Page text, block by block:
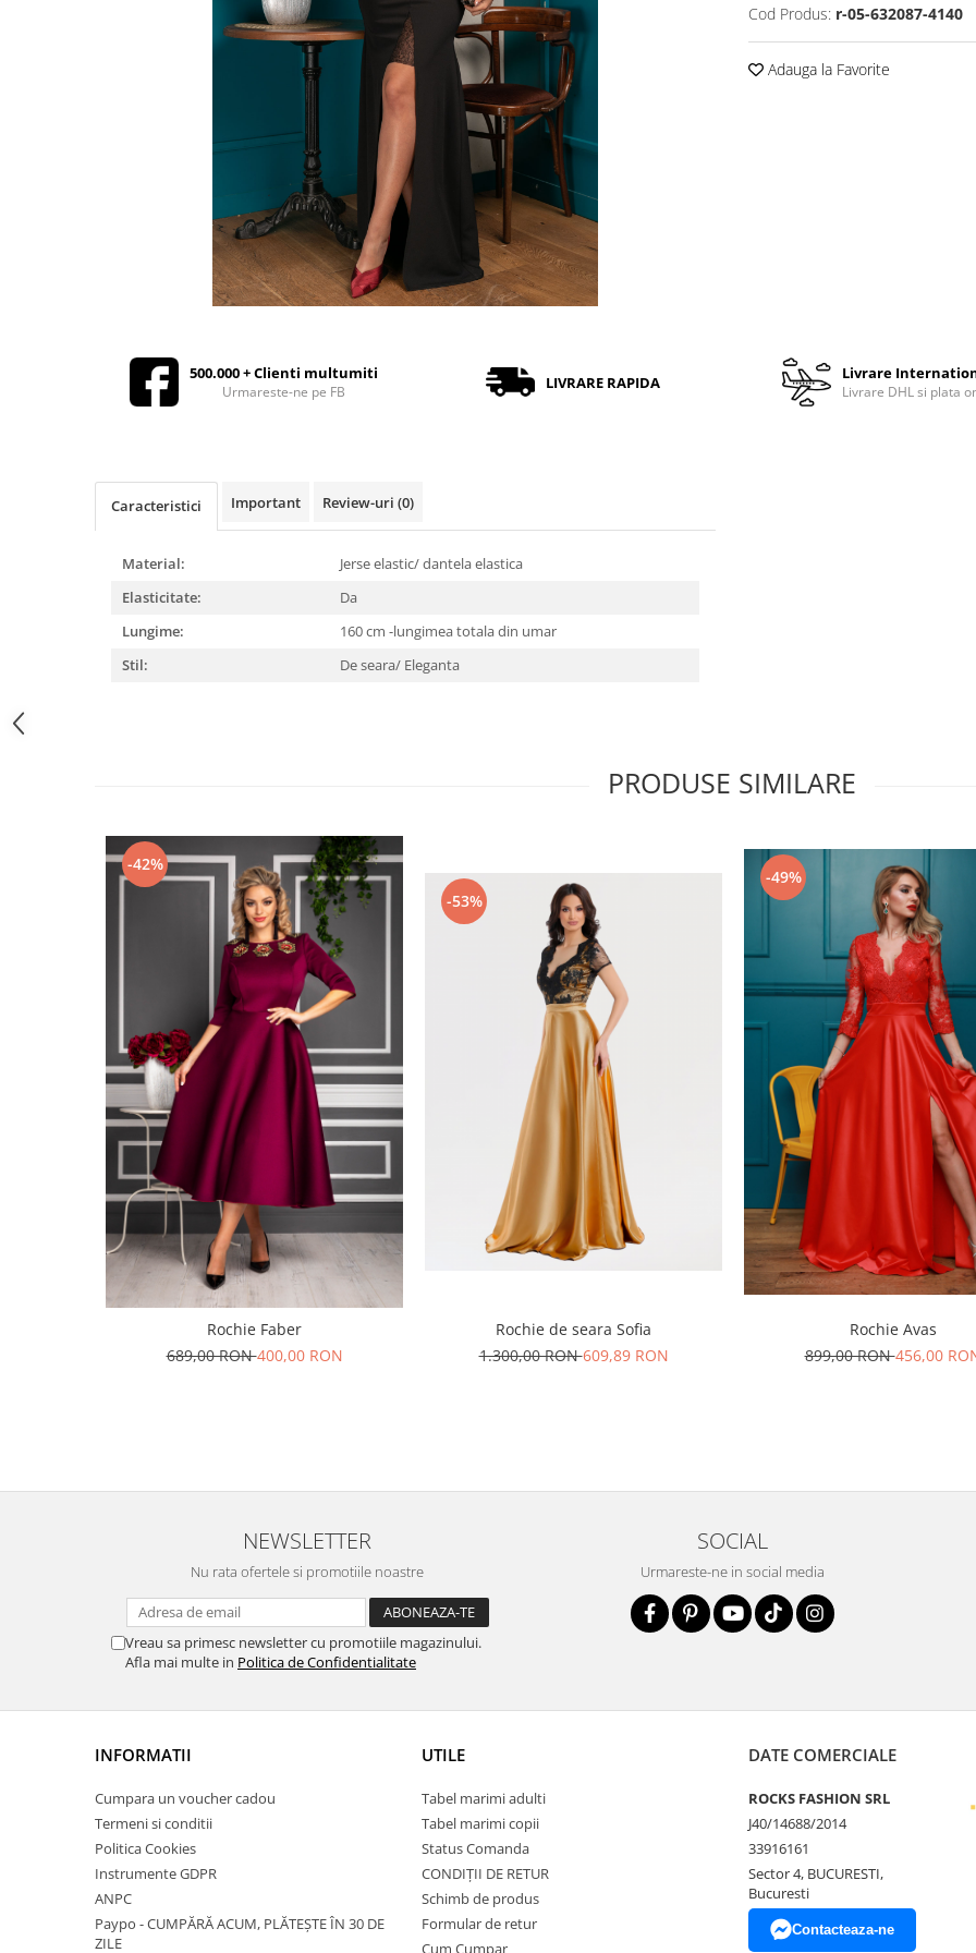
Cod Produs: r-05-632087-4140
Adauga la Favorite
500.000 + Clienti multumiti
Urmareste-ne pe FB LIVRARE RAPIDA Livrare
Livrare DHL si plata
Caracteristici Important Review-uri (0)
Material:
Jerse elastic/ dantela elastica
Elasticitate:
Da
Lungime:
160 cm -lungimea totala din umar
Stil:
De seara/ Eleganta
PRODUSE SIMILARE
-42%
Rochie Faber
689,00 RON400,00 RON
-53%
Rochie de seara Sofia
1.300,00 RON609,89 RON
-49%
Rochie Avas
899,00 RON456,00
NEWSLETTER
Nu rata ofertele si promotiile noastre
Vreau sa primesc newsletter cu promotiile magazinului.
Afla mai multe in Politica de Confidentialitate
SOCIAL
Urmareste-ne in social media
INFORMATII
Cumpara un voucher cadou
Termeni si conditii
Politica Cookies
Instrumente GDPR
ANPC
Paypo - CUMPĂRĂ ACUM, PLĂTEȘTE ÎN 30 DE
ZILE
UTILE
Tabel marimi adulti
Tabel marimi copii
Status Comanda
CONDIȚII DE RETUR
Schimb de produs
Formular de retur
Cum Cumpar
DATE COMERCIALE
ROCKS FASHION SRL
J40/14688/2014
33916161
Sector 4, BUCURESTI,
Bucuresti
Contacteaza-ne